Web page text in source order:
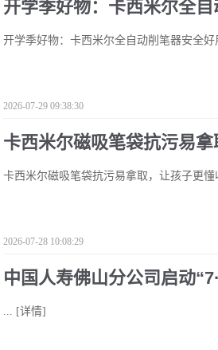
开学季好物：卡西米尔全
开学季好物：卡西米尔全自动削笔器安全好
2026-07-29 09:38:30
卡西米尔磁吸笔袋抗污易
卡西米尔磁吸笔袋抗污易拿取，让孩子更懂
2026-07-28 10:08:29
中国人寿佛山分公司启动
... [详情]